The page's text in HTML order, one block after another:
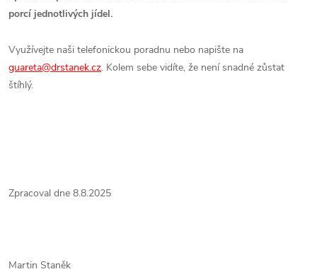
porcí jednotlivých jídel.
Využívejte naši telefonickou poradnu nebo napište na
guareta@drstanek.cz. Kolem sebe vidíte, že není snadné zůstat
štíhlý.
Zpracoval dne 8.8.2025
Martin Staněk